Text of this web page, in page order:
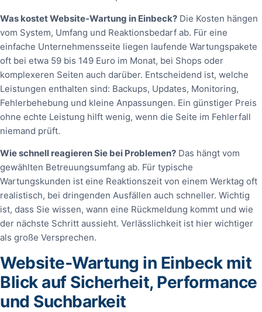
Was kostet Website‑Wartung in Einbeck? Die Kosten hängen
vom System, Umfang und Reaktionsbedarf ab. Für eine
einfache Unternehmensseite liegen laufende Wartungspakete
oft bei etwa 59 bis 149 Euro im Monat, bei Shops oder
komplexeren Seiten auch darüber. Entscheidend ist, welche
Leistungen enthalten sind: Backups, Updates, Monitoring,
Fehlerbehebung und kleine Anpassungen. Ein günstiger Preis
ohne echte Leistung hilft wenig, wenn die Seite im Fehlerfall
niemand prüft.
Wie schnell reagieren Sie bei Problemen? Das hängt vom
gewählten Betreuungsumfang ab. Für typische
Wartungskunden ist eine Reaktionszeit von einem Werktag oft
realistisch, bei dringenden Ausfällen auch schneller. Wichtig
ist, dass Sie wissen, wann eine Rückmeldung kommt und wie
der nächste Schritt aussieht. Verlässlichkeit ist hier wichtiger
als große Versprechen.
Website‑Wartung in Einbeck mit
Blick auf Sicherheit, Performance
und Suchbarkeit